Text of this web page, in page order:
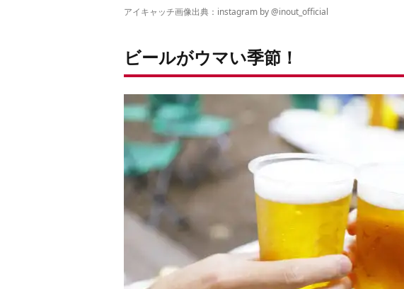
アイキャッチ画像出典：instagram by@inout_official
ビールがウマい季節！